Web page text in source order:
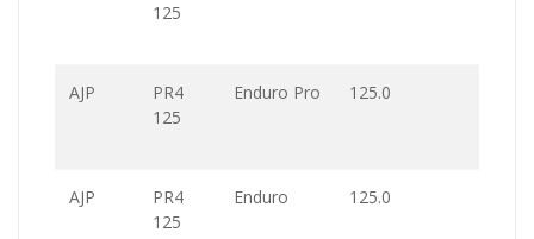
125
AJP
PR4
125
Enduro Pro 125.0
AJP
PR4
125
Enduro 125.0